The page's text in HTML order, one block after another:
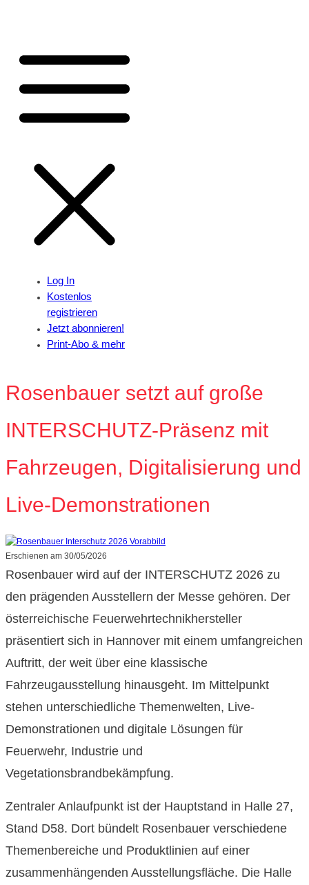
Log In
Kostenlos
registrieren
Jetzt abonnieren!
Print-Abo & mehr
Rosenbauer setzt auf große
INTERSCHUTZ-Präsenz mit
Fahrzeugen, Digitalisierung und
Live-Demonstrationen
Erschienen am 30/05/2026
Rosenbauer wird auf der INTERSCHUTZ 2026 zu
den prägenden Ausstellern der Messe gehören. Der
österreichische Feuerwehrtechnikhersteller
präsentiert sich in Hannover mit einem umfangreichen
Auftritt, der weit über eine klassische
Fahrzeugausstellung hinausgeht. Im Mittelpunkt
stehen unterschiedliche Themenwelten, Live-
Demonstrationen und digitale Lösungen für
Feuerwehr, Industrie und
Vegetationsbrandbekämpfung.
Zentraler Anlaufpunkt ist der Hauptstand in Halle 27,
Stand D58. Dort bündelt Rosenbauer verschiedene
Themenbereiche und Produktlinien auf einer
zusammenhängenden Ausstellungsfläche. Die Halle